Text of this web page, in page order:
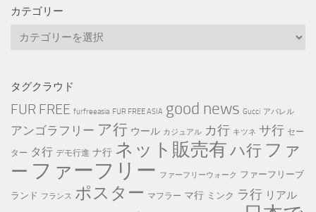
カテゴリー
カ
リ
ー
タグクラウド
FUR FREE furfreeasia FUR FREE ASIA good news Gucci アパレル
アンゴラフリー ア行 ウール カジュアル カ行 キツネ サ行 セー
ター タ行 デモ行進 ナ行 ネット販売有ハ行 ファ
ー ファーフリー ファーフリーウォーク ファーフリーブ
ランド フランス ポスター マフラー マ行 ミンク ラ行 リアル